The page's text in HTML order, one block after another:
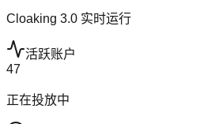
Cloaking 3.0 实时运行
活跃账户
47
正在投放中